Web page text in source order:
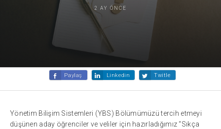
2 AY ÖNCE
Paylaş Linkedin Twitle
Yönetim Bilişim Sistemleri (YBS) Bölümümüzü tercih etmeyi
düşünen aday öğrenciler ve veliler için hazırladığımız “Sıkça